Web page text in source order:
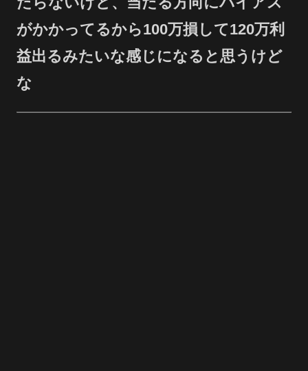
がかかってるから100万損して120万利
益出るみたいな感じになると思うけど
な